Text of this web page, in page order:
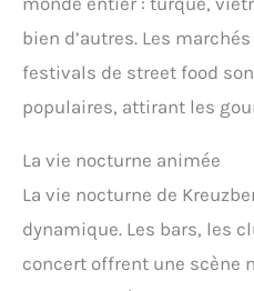
bien d’autres. Les
festivals de street food
populaires, attirant les
La vie nocturne animée
La vie nocturne de
dynamique. Les bars, les
concert offrent une scène